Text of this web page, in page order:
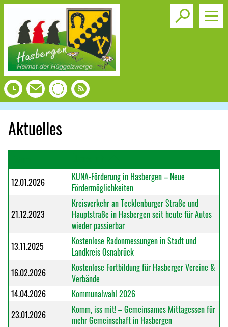
Toggle
Aktuelles
12.01.2026
KUNA-Förderung in Hasbergen – Neue
Fördermöglichkeiten
21.12.2023
Kreisverkehr an Tecklenburger Straße und
Hauptstraße in Hasbergen seit heute für Autos
wieder passierbar
13.11.2025
Kostenlose Radonmessungen in Stadt und
Landkreis Osnabrück
16.02.2026
Kostenlose Fortbildung für Hasberger Vereine &
Verbände
14.04.2026
Kommunalwahl 2026
23.01.2026
Komm, iss mit! – Gemeinsames Mittagessen für
mehr Gemeinschaft in Hasbergen